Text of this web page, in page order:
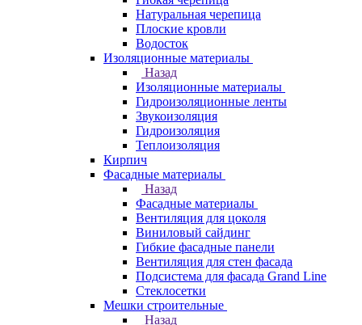
Натуральная черепица
Плоские кровли
Водосток
Изоляционные материалы
Назад
Изоляционные материалы
Гидроизоляционные ленты
Звукоизоляция
Гидроизоляция
Теплоизоляция
Кирпич
Фасадные материалы
Назад
Фасадные материалы
Вентиляция для цоколя
Виниловый сайдинг
Гибкие фасадные панели
Вентиляция для стен фасада
Подсистема для фасада Grand Line
Стеклосетки
Мешки строительные
Назад